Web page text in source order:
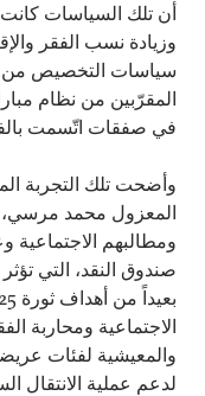
أن تلك السياسات كانت
وزيادة نسب الفقر
سياسات التخصيص من
المقرّبين من نظام
في صفقات اتّسمت
وأضحت تلك التجربة
المعزول محمد
ومطالبهم
صندوق النقد، التي
الاجتماعية ومحاربة
والمعيشية لفئات
لدعم عملية الانتقال